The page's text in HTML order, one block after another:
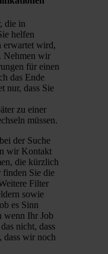
die in
helfen
erwartet wird,
Nehmen wir
für einen
das Ende
nur, dass Sie
zu einer
müssen.
der Suche
wir Kontakt
die kürzlich
finden Sie die
Filter
sowie
es Sinn
wenn Ihr Job
nicht, dass
dass wir noch